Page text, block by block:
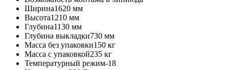
Ширина1620 мм
Высота1210 мм
Глубина1130 мм
Глубина выкладки730 мм
Масса без упаковки150 кг
Масса с упаковкой235 кг
Температурный режим-18